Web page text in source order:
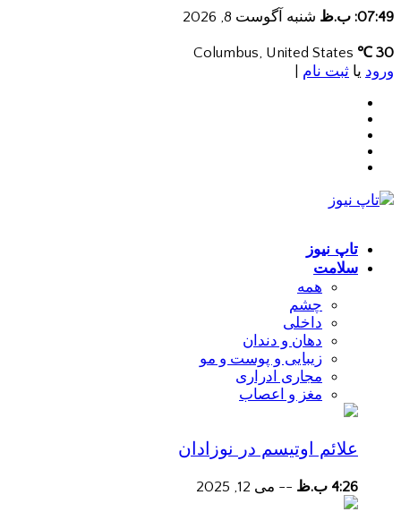
07:49: ب.ظ شنبه آگوست 8, 2026
30 ℃
ورود یا ثبت نام
تاپ نیوز
سلامت
همه
چشم
داخلی
دهان و دندان
زیبایی و پوست و مو
مجاری ادراری
مغز و اعصاب
علائم اوتیسم در نوزادان
4:26 ب.ظ -- می 12, 2025